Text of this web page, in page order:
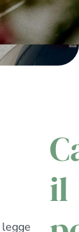
il